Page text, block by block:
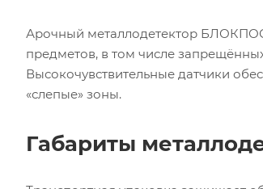
Арочный металлодетектор
предметов, в том числе
Высокочувствительные датчики
«слепые» зоны.
Габариты